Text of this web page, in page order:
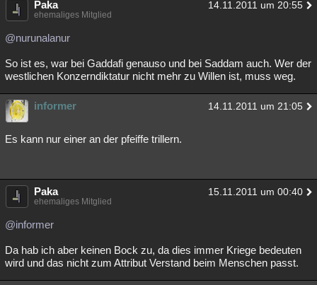
Paka 14.11.2011 um 20:55
ehemaliges Mitglied
@nurunalanur
So ist es, war bei Gaddafi genauso und bei Saddam auch. Wer der
westlichen Konzerndiktatur nicht mehr zu Willen ist, muss weg.
informer 14.11.2011 um 21:05
Es kann nur einer an der pfeiffe trillern.
Paka 15.11.2011 um 00:40
ehemaliges Mitglied
@informer
Da hab ich aber keinen Bock zu, da dies immer Kriege bedeuten
wird und das nicht zum Attribut Verstand beim Menschen passt.